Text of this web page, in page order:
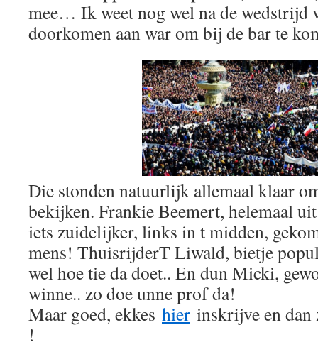
mee… Ik weet nog wel na de wedstrijd
doorkomen aan war om bij de bar te
Die stonden natuurlijk allemaal klaar
bekijken. Frankie Beemert, helemaal
iets zuidelijker, links in t midden,
mens! ThuisrijderT Liwald, bietje
wel hoe tie da doet.. En dun Micki,
winne.. zo doe unne prof da!
Maar goed, ekkes hier inskrijve en dan
!